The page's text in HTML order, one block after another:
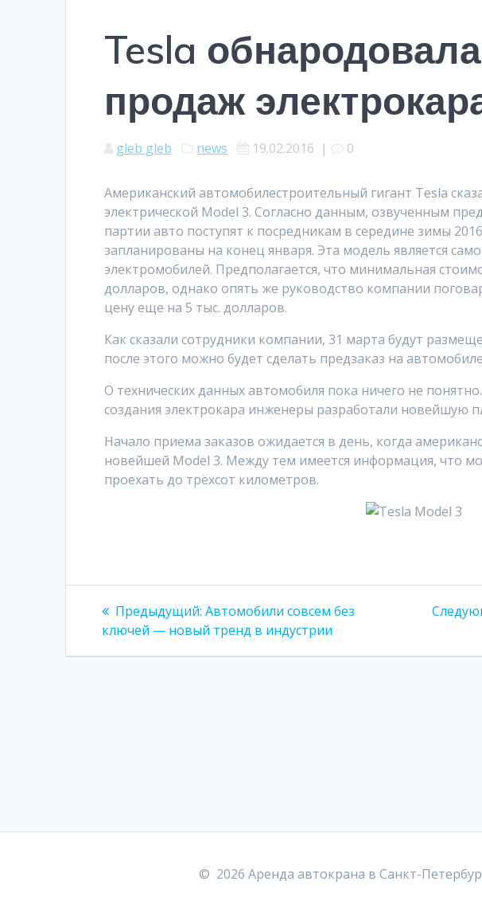
Tesla
продаж
gleb gleb news 19.02.2016 | 0
Американский автомобилестроительный гигант Tesla
электрической Model 3. Согласно данным, озвученным
партии авто поступят к посредникам в середине зимы
запланированы на конец января. Эта модель является
электромобилей. Предполагается, что минимальная
долларов, однако опять же руководство компании
цену еще на 5 тыс. долларов.
Как сказали сотрудники компании, 31 марта будут
после этого можно будет сделать предзаказ на
О технических данных автомобиля пока ничего не
создания электрокара инженеры разработали новейшую
Начало приема заказов ожидается в день, когда
новейшей Model 3. Между тем имеется информация, что
проехать до трёхсот километров.
Навигация
по
Предыдущий: Предыдущая
запись:
Автомобили совсем без
ключей — новый тренд в индустрии
© 2026 Аренда автокрана в Санкт-